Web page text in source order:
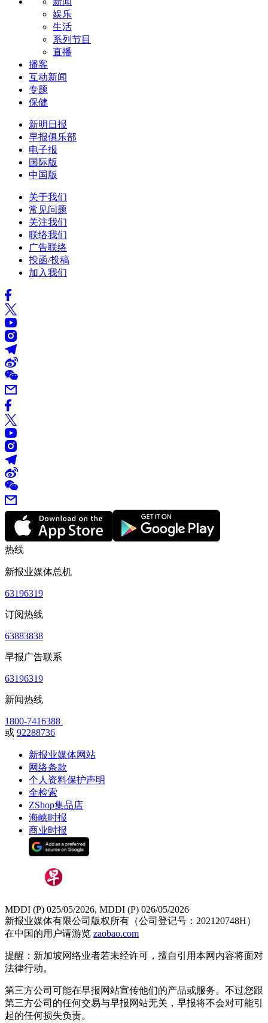
娱乐
生活
系列节目
直播
播客
互动新闻
专题
保健
新明日报
早报俱乐部
电子报
国际版
中国版
关于我们
常见问题
关注我们
联络我们
广告联络
投函/投稿
加入我们
热线
新报业媒体总机
63196319
订阅热线
63883838
早报广告联系
63196319
新闻热线
1800-7416388
或 92288736
新报业媒体网站
网络条款
个人资料保护声明
全检索
ZShop集品店
海峡时报
商业时报
MDDI (P) 025/05/2026, MDDI (P) 026/05/2026
新报业媒体有限公司版权所有（公司登记号：202120748H）
在中国的用户请游览 zaobao.com
提醒：新加坡网络业者若未经许可，擅自引用本网内容将面对
法律行动。
第三方公司可能在早报网站宣传他们的产品或服务。不过您跟
第三方公司的任何交易与早报网站无关，早报将不会对可能引
起的任何损失负责。